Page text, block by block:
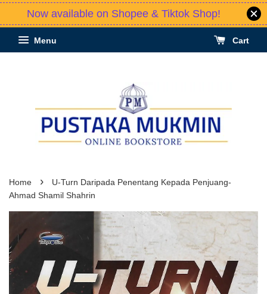
Now available on Shopee & Tiktok Shop!
Menu Cart
Home ›
U-Turn Daripada Penentang Kepada Penjuang-
Ahmad Shamil Shahrin